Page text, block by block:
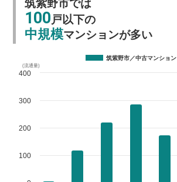
筑紫野市では
100戸以下の
中規模マンションが多い
(流通量)
筑紫野市／中古マンション
100
200
300
400